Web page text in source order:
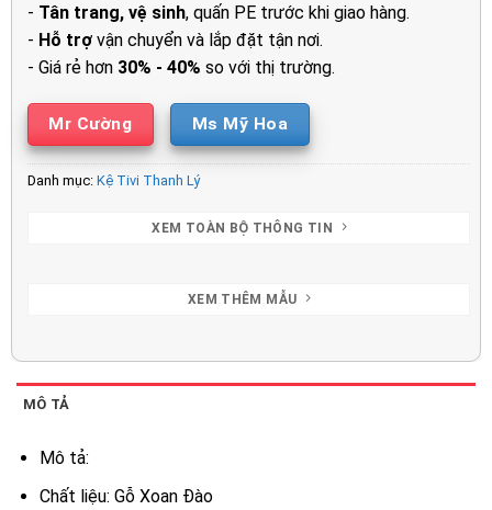
- Tân trang, vệ sinh, quấn PE trước khi giao hàng.
- Hỗ trợvận chuyển và lắp đặt tận nơi.
- Giá rẻ hơn 30% - 40% so với thị trường.
Mr Cường Ms Mỹ Hoa
Danh mục: Kệ Tivi Thanh Lý
XEM TOÀN BỘ THÔNG TIN
XEM THÊM MẪU
MÔ TẢ
Mô tả:
Chất liệu: Gỗ Xoan Đào